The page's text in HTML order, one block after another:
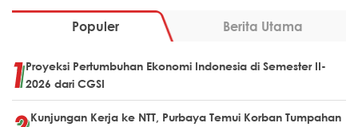
Populer Berita Utama
Proyeksi Pertumbuhan Ekonomi Indonesia di Semester II-
2026 dari CGSI
Kunjungan Kerja ke NTT, Purbaya Temui Korban Tumpahan